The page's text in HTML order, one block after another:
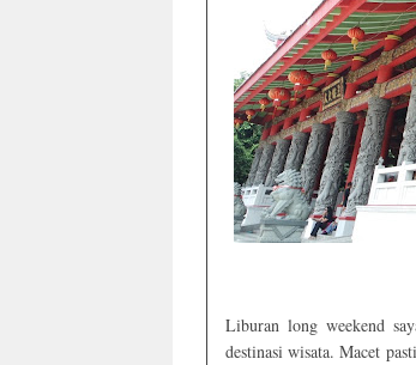
Liburan long weekend
destinasi wisata. Macet